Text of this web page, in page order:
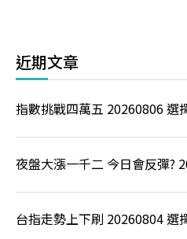
近期文章
指數挑戰四萬五 20260806 選
夜盤大漲一千二 今日會反彈?
台指走勢上下刷 20260804 選